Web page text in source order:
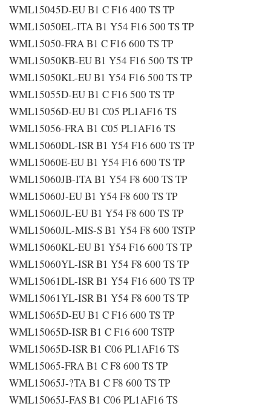
WML15045D-EU B1 C F16 400 TS TP
WML15050EL-ITA B1 Y54 F16 500 TS TP
WML15050-FRA B1 C F16 600 TS TP
WML15050KB-EU B1 Y54 F16 500 TS TP
WML15050KL-EU B1 Y54 F16 500 TS TP
WML15055D-EU B1 C F16 500 TS TP
WML15056D-EU B1 C05 PL1AF16 TS
WML15056-FRA B1 C05 PL1AF16 TS
WML15060DL-ISR B1 Y54 F16 600 TS TP
WML15060E-EU B1 Y54 F16 600 TS TP
WML15060JB-ITA B1 Y54 F8 600 TS TP
WML15060J-EU B1 Y54 F8 600 TS TP
WML15060JL-EU B1 Y54 F8 600 TS TP
WML15060JL-MIS-S B1 Y54 F8 600 TSTP
WML15060KL-EU B1 Y54 F16 600 TS TP
WML15060YL-ISR B1 Y54 F8 600 TS TP
WML15061DL-ISR B1 Y54 F16 600 TS TP
WML15061YL-ISR B1 Y54 F8 600 TS TP
WML15065D-EU B1 C F16 600 TS TP
WML15065D-ISR B1 C F16 600 TSTP
WML15065D-ISR B1 C06 PL1AF16 TS
WML15065-FRA B1 C F8 600 TS TP
WML15065J-?TA B1 C F8 600 TS TP
WML15065J-FAS B1 C06 PL1AF16 TS